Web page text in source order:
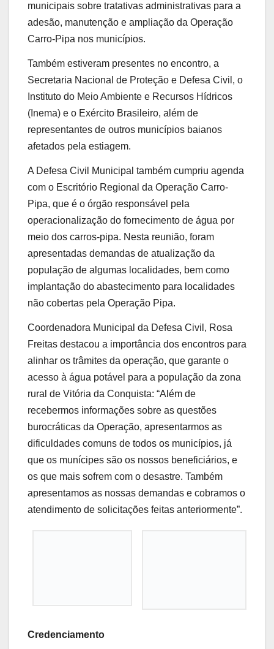
municipais sobre tratativas administrativas para a
adesão, manutenção e ampliação da Operação
Carro-Pipa nos municípios.
Também estiveram presentes no encontro, a
Secretaria Nacional de Proteção e Defesa Civil, o
Instituto do Meio Ambiente e Recursos Hídricos
(Inema) e o Exército Brasileiro, além de
representantes de outros municípios baianos
afetados pela estiagem.
A Defesa Civil Municipal também cumpriu agenda
com o Escritório Regional da Operação Carro-
Pipa, que é o órgão responsável pela
operacionalização do fornecimento de água por
meio dos carros-pipa. Nesta reunião, foram
apresentadas demandas de atualização da
população de algumas localidades, bem como
implantação do abastecimento para localidades
não cobertas pela Operação Pipa.
Coordenadora Municipal da Defesa Civil, Rosa
Freitas destacou a importância dos encontros para
alinhar os trâmites da operação, que garante o
acesso à água potável para a população da zona
rural de Vitória da Conquista: “Além de
recebermos informações sobre as questões
burocráticas da Operação, apresentarmos as
dificuldades comuns de todos os municípios, já
que os munícipes são os nossos beneficiários, e
os que mais sofrem com o desastre. Também
apresentamos as nossas demandas e cobramos o
atendimento de solicitações feitas anteriormente”.
Credenciamento